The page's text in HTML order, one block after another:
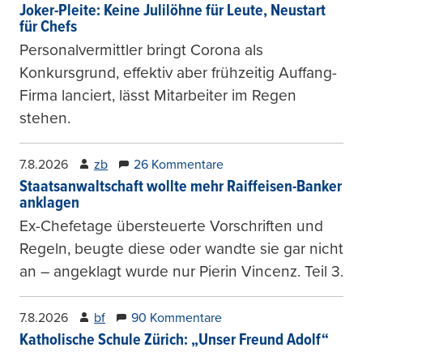
Joker-Pleite: Keine Julilöhne für Leute, Neustart
für Chefs
Personalvermittler bringt Corona als
Konkursgrund, effektiv aber frühzeitig Auffang-
Firma lanciert, lässt Mitarbeiter im Regen
stehen.
7.8.2026 zb 26 Kommentare
Staatsanwaltschaft wollte mehr Raiffeisen-Banker
anklagen
Ex-Chefetage übersteuerte Vorschriften und
Regeln, beugte diese oder wandte sie gar nicht
an – angeklagt wurde nur Pierin Vincenz. Teil 3.
7.8.2026 bf 90 Kommentare
Katholische Schule Zürich: „Unser Freund Adolf“